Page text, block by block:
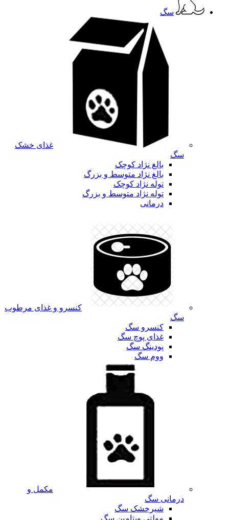
سگ
غذای خشک
سگ
بالغ نژاد کوچک
بالغ نژاد متوسط و بزرگ
توله نژاد کوچک
توله نژاد متوسط و بزرگ
درمانی
کنسرو و غذای مرطوب
سگ
کنسرو سگ
غذای پوچ سگ
پودینگ سگ
ووم سگ
مکمل و
درمانی سگ
شیرخشک سگ